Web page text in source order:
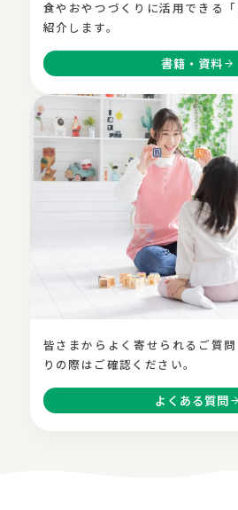
食やおやつづくりに活用できる
紹介します。
書籍・資料arrow_forward
皆さまからよく寄せられるご質
りの際はご確認ください。
よくある質問arrow_forward